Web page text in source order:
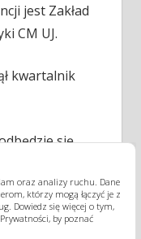
oraz analizy ruchu. Dane
którzy mogą łączyć je z
Dowiedz się więcej o tym,
by poznać
jest Zakład
CM UJ.
kwartalnik
się
Sekcji